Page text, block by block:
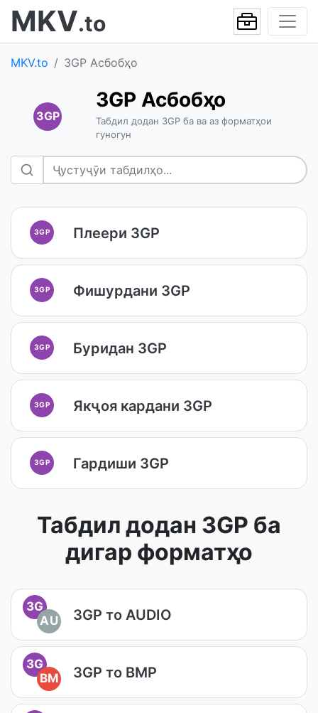
MKV.to
MKV.to 3GP Асбобҳо
3GP
3GP Асбобҳо
Табдил додан 3GP ба ва аз форматҳои
гуногун
3GP Плеери 3GP
3GP Фишурдани 3GP
3GP Буридан 3GP
3GP Якҷоя кардани 3GP
3GP Гардиши 3GP
Табдил додан 3GP ба
дигар форматҳо
3G
AU
3GP то AUDIO
3G
BM
3GP то BMP